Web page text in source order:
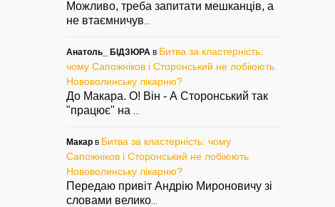
Можливо, треба запитати мешканців, а
не втаємничув
Анатоль_ БІДЗЮРА в Битва за кластерність:
чому Сапожніков і Сторонський не лобіюють
Нововолинську лікарню?
До Макара. О! Він - А Сторонський так
"працює" на
Макар в Битва за кластерність: чому
Сапожніков і Сторонський не лобіюють
Нововолинську лікарню?
Передаю привіт Андрію Мироновичу зі
словами велико